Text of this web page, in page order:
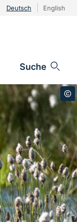
Deutsch English
Suche